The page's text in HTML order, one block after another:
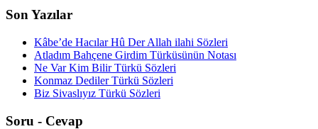
Son Yazılar
Kâbe’de Hacılar Hû Der Allah ilahi Sözleri
Atladım Bahçene Girdim Türküsünün Notası
Ne Var Kim Bilir Türkü Sözleri
Konmaz Dediler Türkü Sözleri
Biz Sivaslıyız Türkü Sözleri
Soru - Cevap